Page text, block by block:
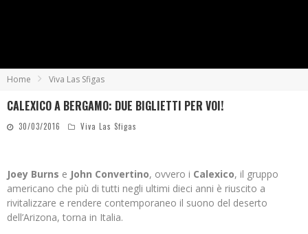
Home Viva Las Sfigas
CALEXICO A BERGAMO: DUE BIGLIETTI PER VOI!
30/03/2016 Viva Las Sfigas
Joey Burns e John Convertino, ovvero i Calexico, il gruppo
americano che più di tutti negli ultimi dieci anni è riuscito a
rivitalizzare e rendere contemporaneo il suono del deserto
dell’Arizona, torna in Italia.